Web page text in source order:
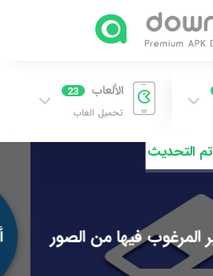
الألعاب 23
تحميل العاب
تم التحديث
المرغوب فيها من الصور